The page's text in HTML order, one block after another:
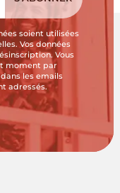
soient utilisées
Vos données
Vous
moment par
les emails
adressés.